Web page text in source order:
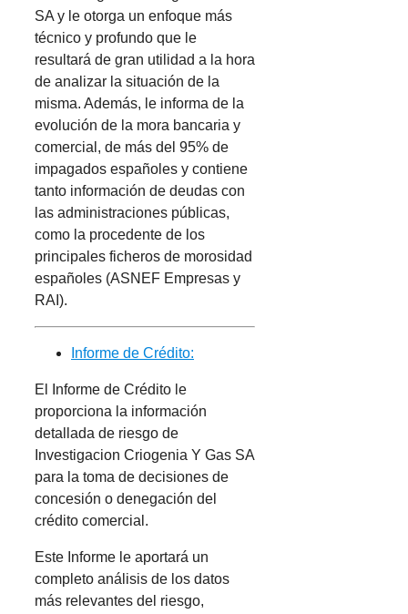
SA y le otorga un enfoque más
técnico y profundo que le
resultará de gran utilidad a la hora
de analizar la situación de la
misma. Además, le informa de la
evolución de la mora bancaria y
comercial, de más del 95% de
impagados españoles y contiene
tanto información de deudas con
las administraciones públicas,
como la procedente de los
principales ficheros de morosidad
españoles (ASNEF Empresas y
RAI).
Informe de Crédito:
El Informe de Crédito le
proporciona la información
detallada de riesgo de
Investigacion Criogenia Y Gas SA
para la toma de decisiones de
concesión o denegación del
crédito comercial.
Este Informe le aportará un
completo análisis de los datos
más relevantes del riesgo,